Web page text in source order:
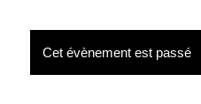
Cet évènement est passé